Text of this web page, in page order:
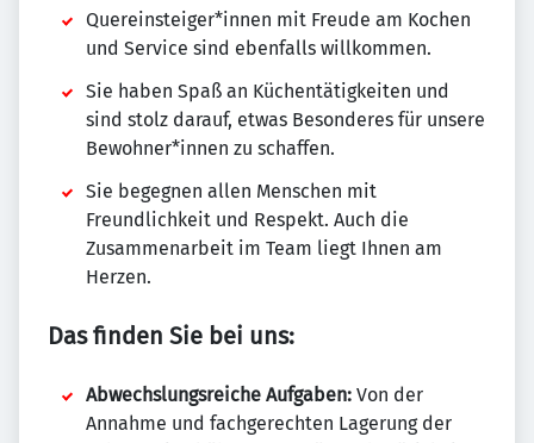
Quereinsteiger*innen mit Freude am Kochen
und Service sind ebenfalls willkommen.
Sie haben Spaß an Küchentätigkeiten und
sind stolz darauf, etwas Besonderes für unsere
Bewohner*innen zu schaffen.
Sie begegnen allen Menschen mit
Freundlichkeit und Respekt. Auch die
Zusammenarbeit im Team liegt Ihnen am
Herzen.
Das finden Sie bei uns:
Abwechslungsreiche Aufgaben: Von der
Annahme und fachgerechten Lagerung der